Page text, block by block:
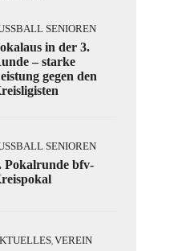
SENIOREN
in der 3.
– starke
gegen den
SENIOREN
Pokalrunde bfv-
, VEREIN